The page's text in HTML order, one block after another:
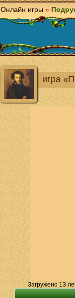
Онлайн игры »
игра
Загружено 13